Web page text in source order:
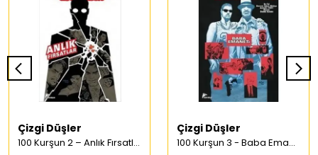
Çizgi Düşler
100 Kurşun 2 – Anlık Fırsatlar Türkçe Çizgi Roman
Çizgi Düşler
100 Kurşun 3 - Baba Emaneti Türkçe Çizgi Roman